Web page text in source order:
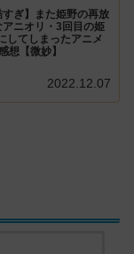
すぎ】また姫野の再放
ニオリ・3回目の姫
してしまったアニメ
想【微妙】
2022.12.07